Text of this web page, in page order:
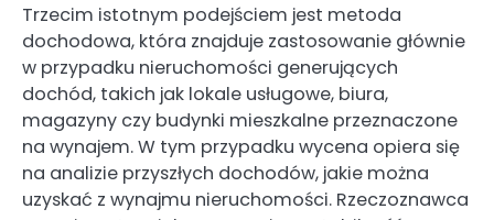
Trzecim istotnym podejściem jest metoda
dochodowa, która znajduje zastosowanie głównie
w przypadku nieruchomości generujących
dochód, takich jak lokale usługowe, biura,
magazyny czy budynki mieszkalne przeznaczone
na wynajem. W tym przypadku wycena opiera się
na analizie przyszłych dochodów, jakie można
uzyskać z wynajmu nieruchomości. Rzeczoznawca